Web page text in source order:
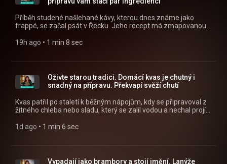
Příběh studené našlehané kávy, kterou dnes známe jako
frappé, se začal psát v Řecku. Jeho recept má zmapovanou
veletrhu díky šťastné náhodě. Všechny díly podcastu Babské
id=cz.rozhlas.mujrozhlas) a iOS
(https://apps.apple.com/cz/app/id1455654616) nebo na
webu mujRozhlas.cz
(https://www.mujrozhlas.cz/rapi/view/show/3caf0f88-3b94-
3216-8dad-28416e4d9d1f?
1dce-3fc2-b246-d0770ca833eb) .
19h ago • 1 min 8 sec
Oživte starou tradici. Domácí kvas je chutný i
snadný na přípravu. Překvapí svěží chutí
Kvas patřil po staletí k běžným nápojům, kdy se připravoval z
žitného chleba nebo sladu, který se zalil vodou a nechal projít
sladkokyselou chutí. Všechny díly podcastu Babské rady
(https://apps.apple.com/cz/app/id1455654616) nebo na
1d ago • 1 min 6 sec
Vypadají jako brambory a stojí jmění. Lanýže